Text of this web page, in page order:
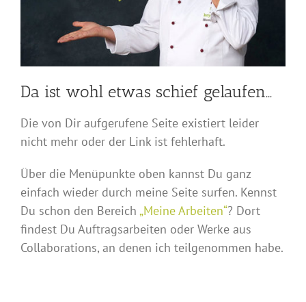
Da ist wohl etwas schief gelaufen…
Die von Dir aufgerufene Seite existiert leider
nicht mehr oder der Link ist fehlerhaft.
Über die Menüpunkte oben kannst Du ganz
einfach wieder durch meine Seite surfen. Kennst
Du schon den Bereich „Meine Arbeiten“? Dort
findest Du Auftragsarbeiten oder Werke aus
Collaborations, an denen ich teilgenommen habe.